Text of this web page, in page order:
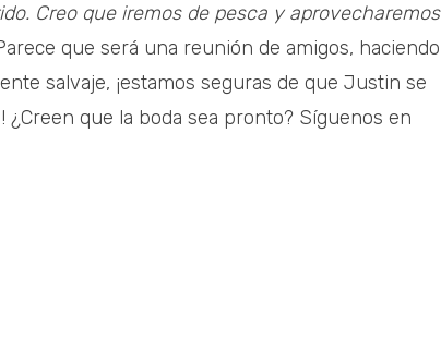
Creo que iremos de pesca y aprovecharemos
que será una reunión de amigos, haciendo
salvaje, ¡estamos seguras de que Justin se
que la boda sea pronto? Síguenos en